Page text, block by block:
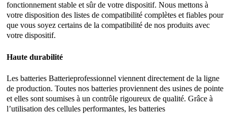
fonctionnement stable et sûr de votre dispositif. Nous mettons à
votre disposition des listes de compatibilité complètes et fiables pour
que vous soyez certains de la compatibilité de nos produits avec
votre dispositif.
Haute durabilité
Les batteries Batterieprofessionnel viennent directement de la ligne
de production. Toutes nos batteries proviennent des usines de pointe
et elles sont soumises à un contrôle rigoureux de qualité. Grâce à
l’utilisation des cellules performantes, les batteries